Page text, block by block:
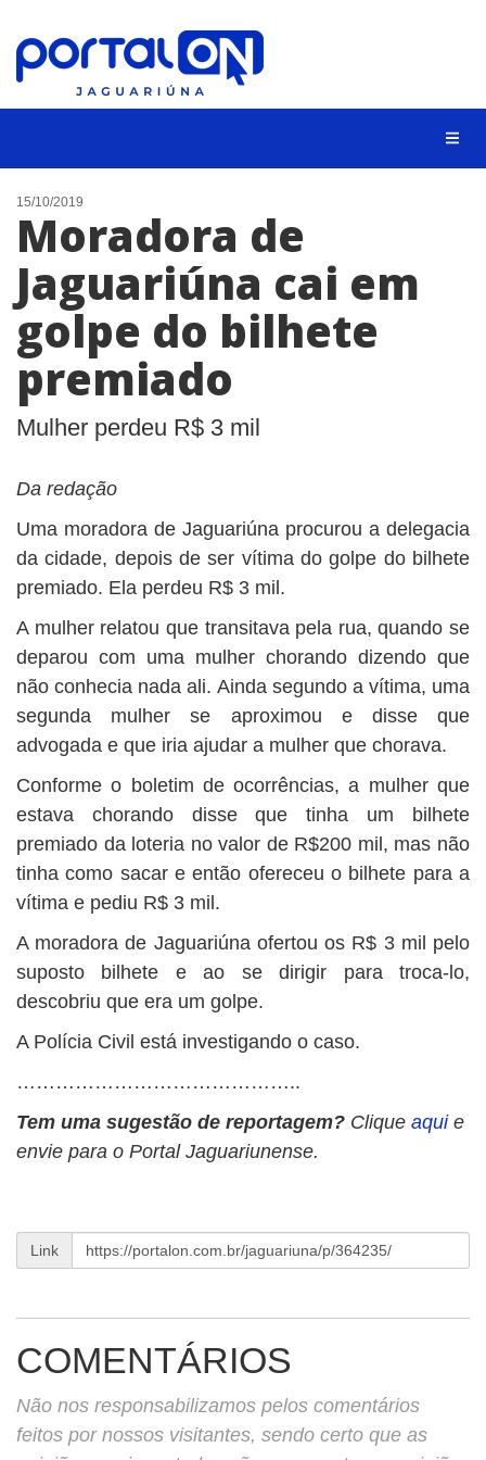
NOTÍCIAS
LISTA DIGITAL
CONTATO
ANUNCIE
15/10/2019
Moradora de
Jaguariúna cai em
golpe do bilhete
premiado
Mulher perdeu R$ 3 mil
Da redação
Uma moradora de Jaguariúna procurou a delegacia
da cidade, depois de ser vítima do golpe do bilhete
premiado. Ela perdeu R$ 3 mil.
A mulher relatou que transitava pela rua, quando se
deparou com uma mulher chorando dizendo que
não conhecia nada ali. Ainda segundo a vítima, uma
segunda mulher se aproximou e disse que
advogada e que iria ajudar a mulher que chorava.
Conforme o boletim de ocorrências, a mulher que
estava chorando disse que tinha um bilhete
premiado da loteria no valor de R$200 mil, mas não
tinha como sacar e então ofereceu o bilhete para a
vítima e pediu R$ 3 mil.
A moradora de Jaguariúna ofertou os R$ 3 mil pelo
suposto bilhete e ao se dirigir para troca-lo,
descobriu que era um golpe.
A Polícia Civil está investigando o caso.
……………………………………..
Tem uma sugestão de reportagem? Clique aqui e
envie para o Portal Jaguariunense.
Link
COMENTÁRIOS
Não nos responsabilizamos pelos comentários
feitos por nossos visitantes, sendo certo que as